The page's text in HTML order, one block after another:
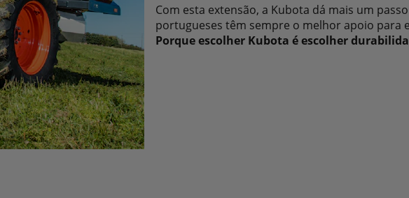
Com esta extensão, a Kubota dá mais um
portugueses têm sempre o melhor apoio para
Porque escolher Kubota é escolher